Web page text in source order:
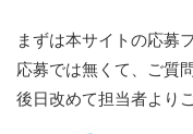
まずは本サイトの応募
応募では無くて、ご質
後日改めて担当者より